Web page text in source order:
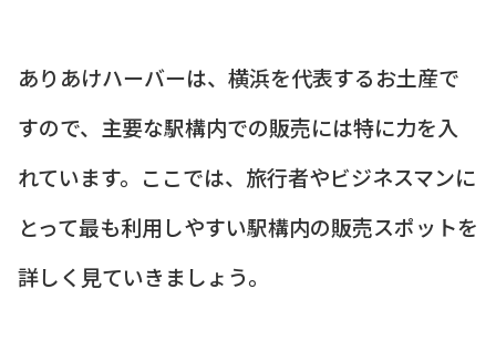
ありあけハーバーは、横浜を代表するお土産で
すので、主要な駅構内での販売には特に力を入
れています。ここでは、旅行者やビジネスマンに
とって最も利用しやすい駅構内の販売スポットを
詳しく見ていきましょう。